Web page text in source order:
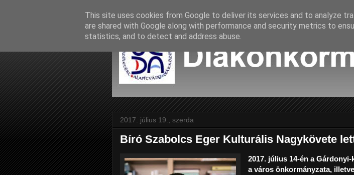
2017. július 19., szerda
Bíró Szabolcs Eger Kulturális Nagykövete
2017. július 14-én a
a város önkormányzata, illetve
This site uses cookies from Google to deliver its services and to analyze
are shared with Google along with performance and security metrics to
statistics, and to detect and address abuse.